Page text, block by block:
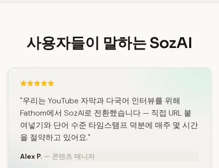
사용자들이 말하는 SozAI
"우리는 YouTube 자막과 다국어 인터뷰를 위해
Fathom에서 SozAI로 전환했습니다 — 직접 URL 붙
여넣기와 단어 수준 타임스탬프 덕분에 매주 몇 시간
을 절약하고 있어요."
Alex P. — 콘텐츠 매니저